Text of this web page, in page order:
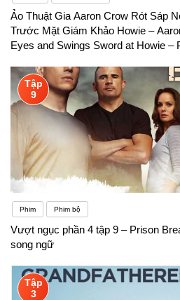
Ảo Thuật Gia Aaron Crow Rót Sáp
Trước Mặt Giám Khảo Howie –
Eyes and Swings Sword at Howie –
Tập
9
Phim Phim bộ
Vượt ngục phần 4 tập 9 – Prison
song ngữ
Tập
3